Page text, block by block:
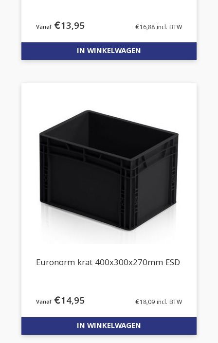
€13,95 €16,88 incl. BTW
IN WINKELWAGEN
Euronorm krat 400x300x270mm ESD
€14,95 €18,09 incl. BTW
IN WINKELWAGEN